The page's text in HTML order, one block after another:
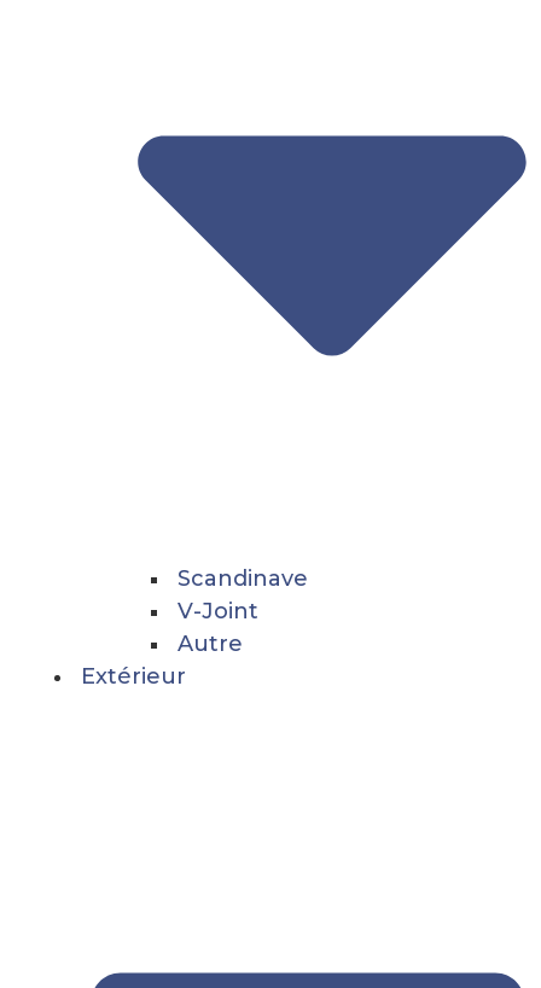
Scandinave
V-Joint
Autre
Extérieur